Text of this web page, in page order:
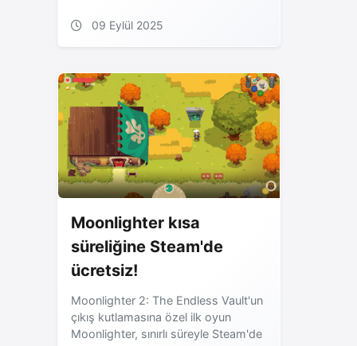
09 Eylül 2025
Moonlighter kısa
süreliğine Steam'de
ücretsiz!
Moonlighter 2: The Endless Vault'un
çıkış kutlamasına özel ilk oyun
Moonlighter, sınırlı süreyle Steam'de